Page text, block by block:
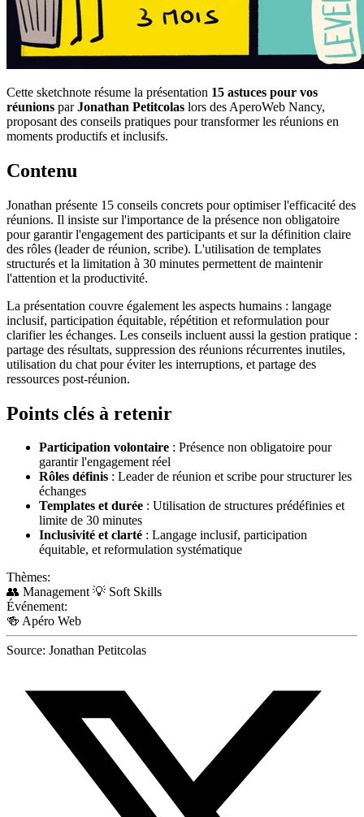
Cette sketchnote résume la présentation 15 astuces pour vos
réunions parJonathan Petitcolas lors des AperoWeb Nancy,
proposant des conseils pratiques pour transformer les réunions en
moments productifs et inclusifs.
Contenu
Jonathan présente 15 conseils concrets pour optimiser l'efficacité des
réunions. Il insiste sur l'importance de la présence non obligatoire
pour garantir l'engagement des participants et sur la définition claire
des rôles (leader de réunion, scribe). L'utilisation de templates
structurés et la limitation à 30 minutes permettent de maintenir
l'attention et la productivité.
La présentation couvre également les aspects humains : langage
inclusif, participation équitable, répétition et reformulation pour
clarifier les échanges. Les conseils incluent aussi la gestion pratique :
partage des résultats, suppression des réunions récurrentes inutiles,
utilisation du chat pour éviter les interruptions, et partage des
ressources post-réunion.
Points clés à retenir
Participation volontaire : Présence non obligatoire pour
garantir l'engagement réel
Rôles définis : Leader de réunion et scribe pour structurer les
échanges
Templates et durée : Utilisation de structures prédéfinies et
limite de 30 minutes
Inclusivité et clarté : Langage inclusif, participation
équitable, et reformulation systématique
Thèmes:
👥 Management 💡 Soft Skills
Événement:
🍻 Apéro Web
Source: Jonathan Petitcolas